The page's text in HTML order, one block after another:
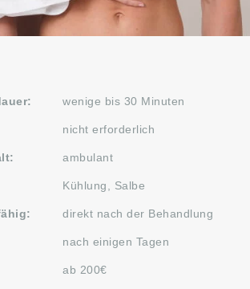
wenige bis 30 Minuten
nicht erforderlich
ambulant
Kühlung, Salbe
direkt nach der Behandlung
nach einigen Tagen
ab 200€